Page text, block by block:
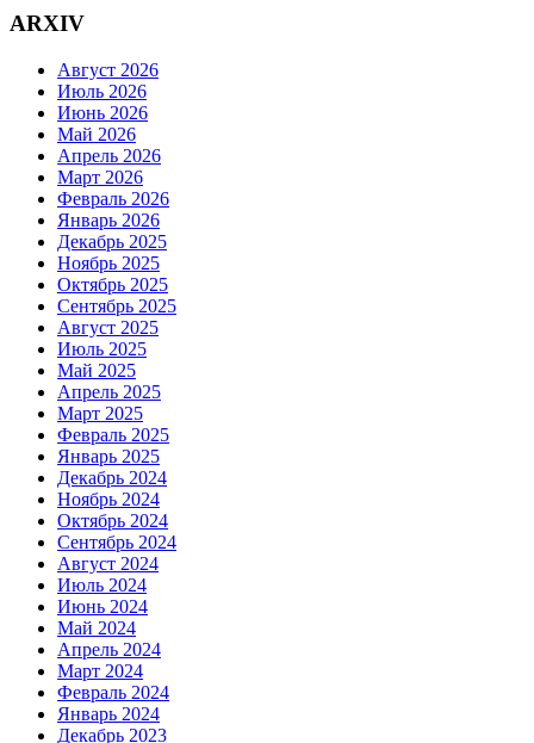
ARXIV
Август 2026
Июль 2026
Июнь 2026
Май 2026
Апрель 2026
Март 2026
Февраль 2026
Январь 2026
Декабрь 2025
Ноябрь 2025
Октябрь 2025
Сентябрь 2025
Август 2025
Июль 2025
Май 2025
Апрель 2025
Март 2025
Февраль 2025
Январь 2025
Декабрь 2024
Ноябрь 2024
Октябрь 2024
Сентябрь 2024
Август 2024
Июль 2024
Июнь 2024
Май 2024
Апрель 2024
Март 2024
Февраль 2024
Январь 2024
Декабрь 2023